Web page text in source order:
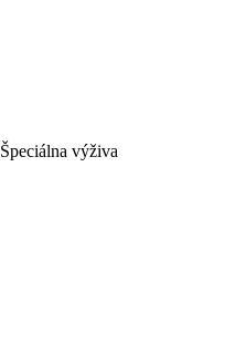
Špeciálna výživa